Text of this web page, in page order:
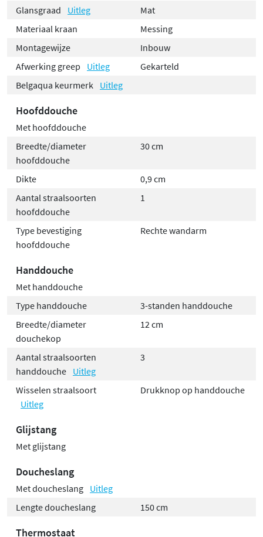
Glansgraad Uitleg
Mat
Materiaal kraan
Messing
Montagewijze
Inbouw
Afwerking greep
Uitleg
Gekarteld
Belgaqua keurmerk
Uitleg
Hoofddouche
Met hoofddouche
Breedte/diameter
hoofddouche
30 cm
Dikte
0,9 cm
Aantal straalsoorten
hoofddouche
1
Type bevestiging
hoofddouche
Rechte wandarm
Handdouche
Met handdouche
Type handdouche
3-standen handdouche
Breedte/diameter
douchekop
12 cm
Aantal straalsoorten
handdouche Uitleg
3
Wisselen straalsoort
Uitleg
Drukknop op handdouche
Glijstang
Met glijstang
Doucheslang
Met doucheslang Uitleg
Lengte doucheslang
150 cm
Thermostaat